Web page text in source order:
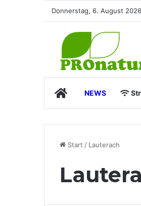
Donnerstag, 6. August 2026
NEWS
Start / Lauterach